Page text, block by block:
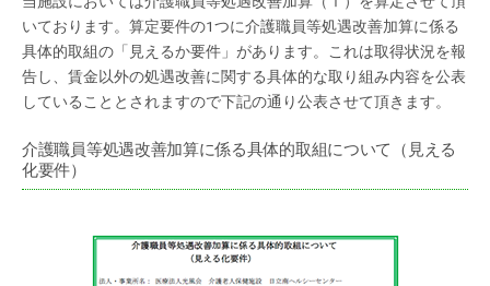
いております。算定要件の1つに介護職員等処遇改善加算に係る
具体的取組の「見えるか要件」があります。これは取得状況を報
告し、賃金以外の処遇改善に関する具体的な取り組み内容を公表
していることとされますので下記の通り公表させて頂きます。
介護職員等処遇改善加算に係る具体的取組について（見える
化要件）